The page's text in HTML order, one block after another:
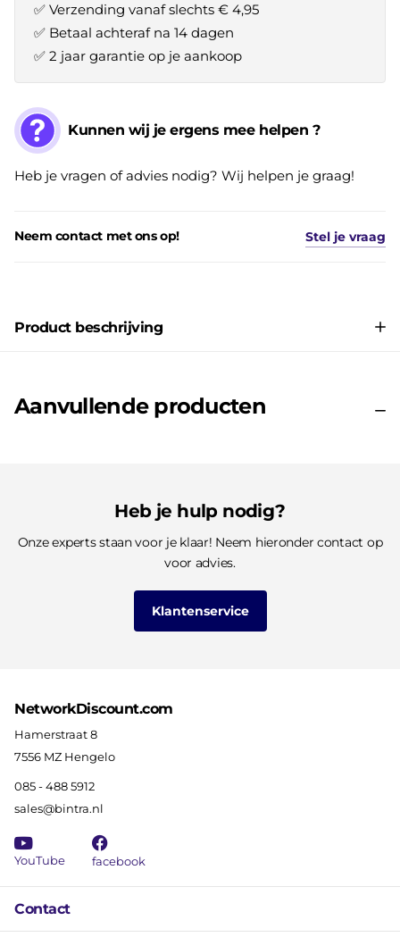
✅ Verzending vanaf slechts € 4,95
✅ Betaal achteraf na 14 dagen
✅ 2 jaar garantie op je aankoop
Kunnen wij je ergens mee helpen ?
Heb je vragen of advies nodig? Wij helpen je graag!
Neem contact met ons op! Stel je vraag
Product beschrijving
Aanvullende producten
Heb je hulp nodig?
Onze experts staan voor je klaar! Neem hieronder contact op
voor advies.
Klantenservice
Contact
NetworkDiscount.com
Hamerstraat 8
7556 MZ Hengelo
085 - 488 5912
sales@bintra.nl
YouTube facebook